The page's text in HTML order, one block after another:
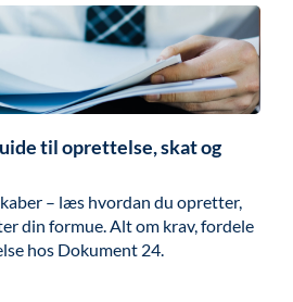
til oprettelse, skat og
– læs hvordan du opretter,
din formue. Alt om krav, fordele
hos Dokument 24.